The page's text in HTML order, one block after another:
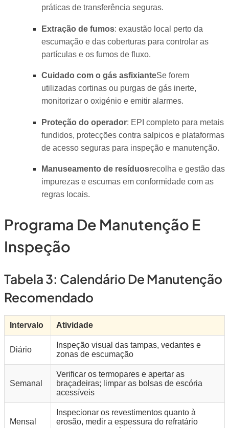
práticas de transferência seguras.
Extração de fumos: exaustão local perto da
escumação e das coberturas para controlar as
partículas e os fumos de fluxo.
Cuidado com o gás asfixianteSe forem
utilizadas cortinas ou purgas de gás inerte,
monitorizar o oxigénio e emitir alarmes.
Proteção do operador: EPI completo para metais
fundidos, protecções contra salpicos e plataformas
de acesso seguras para inspeção e manutenção.
Manuseamento de resíduosrecolha e gestão das
impurezas e escumas em conformidade com as
regras locais.
Programa De Manutenção E
Inspeção
Tabela 3: Calendário De Manutenção
Recomendado
Intervalo Atividade
Diário
Inspeção visual das tampas, vedantes e
zonas de escumação
Semanal
Verificar os termopares e apertar as
braçadeiras; limpar as bolsas de escória
acessíveis
Mensal
Inspecionar os revestimentos quanto à
erosão, medir a espessura do refratário